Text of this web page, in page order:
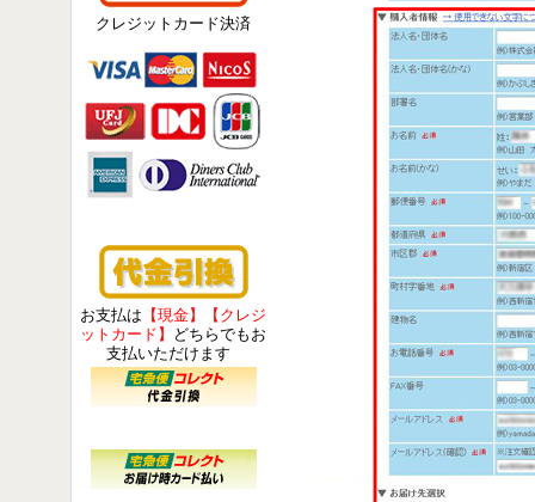
クレジットカード決済
お支払は 【現金】【クレジ
ットカード】
どちらでもお
支払いただけます